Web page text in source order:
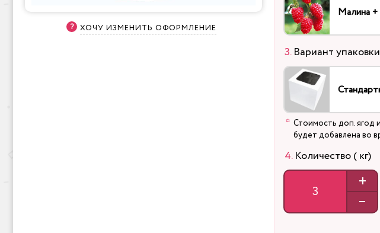
ХОЧУ ИЗМЕНИТЬ ОФОРМЛЕНИЕ
Малина +
Вариант упаковки
Стоимость доп. ягод
будет добавлена во
Количество ( кг)
+
–